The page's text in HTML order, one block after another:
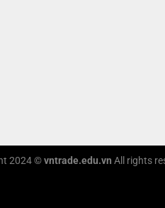
2024 ©vntrade.edu.vn All rights